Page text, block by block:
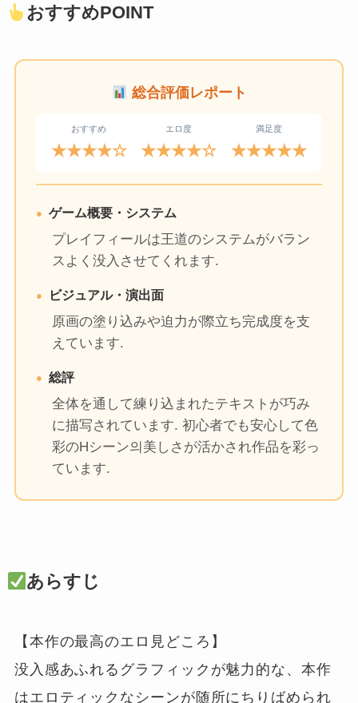
おすすめPOINT
総合評価レポート
おすすめ
★★★★☆
エロ度
★★★★☆
満足度
★★★★★
ゲーム概要・システム
プレイフィールは王道のシステムがバラン
スよく没入させてくれます.
ビジュアル・演出面
原画の塗り込みや迫力が際立ち完成度を支
えています.
総評
全体を通して練り込まれたテキストが巧み
に描写されています. 初心者でも安心して色
彩のHシーン의美しさが活かされ作品を彩っ
ています.
あらすじ
【本作の最高のエロ見どころ】
没入感あふれるグラフィックが魅力的な、本作
はエロティックなシーンが随所にちりばめられ